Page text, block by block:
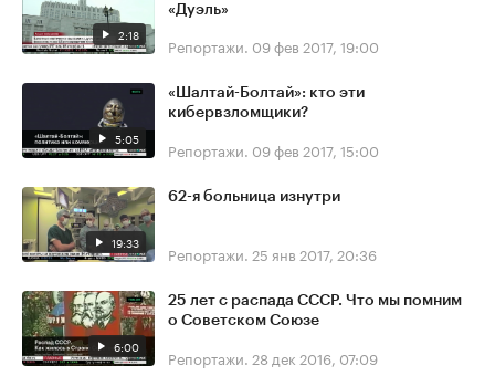
2:18
«Дуэль»
Репортажи. 09 фев 2017, 19:00
5:05
«Шалтай-Болтай»: кто эти
кибервзломщики?
Репортажи. 09 фев 2017, 15:00
19:33
62-я больница изнутри
Репортажи. 25 янв 2017, 20:36
6:00
25 лет с распада СССР. Что мы помним
о Советском Союзе
Репортажи. 28 дек 2016, 07:09